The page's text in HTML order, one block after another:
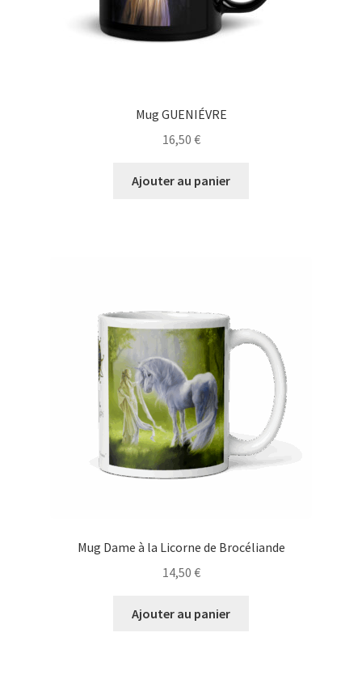
Mug GUENIÉVRE
16,50 €
Ajouter au panier
Mug Dame à la Licorne de Brocéliande
14,50 €
Ajouter au panier